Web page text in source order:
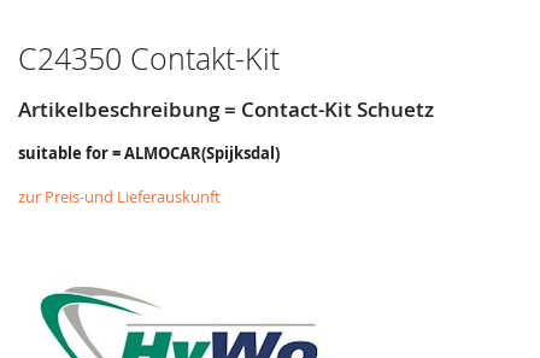
C24350 Contakt-Kit
Artikelbeschreibung = Contact-Kit Schuetz
suitable for = ALMOCAR(Spijksdal)
zur Preis-und Lieferauskunft